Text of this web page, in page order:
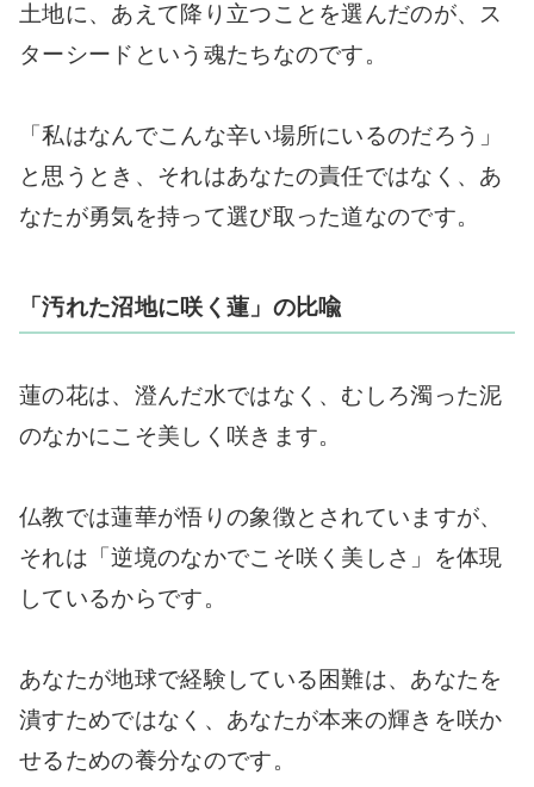
土地に、あえて降り立つことを選んだのが、ス
ターシードという魂たちなのです。
「私はなんでこんな辛い場所にいるのだろう」
と思うとき、それはあなたの責任ではなく、あ
なたが勇気を持って選び取った道なのです。
「汚れた沼地に咲く蓮」の比喩
蓮の花は、澄んだ水ではなく、むしろ濁った泥
のなかにこそ美しく咲きます。
仏教では蓮華が悟りの象徴とされていますが、
それは「逆境のなかでこそ咲く美しさ」を体現
しているからです。
あなたが地球で経験している困難は、あなたを
潰すためではなく、あなたが本来の輝きを咲か
せるための養分なのです。